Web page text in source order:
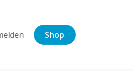
Shop